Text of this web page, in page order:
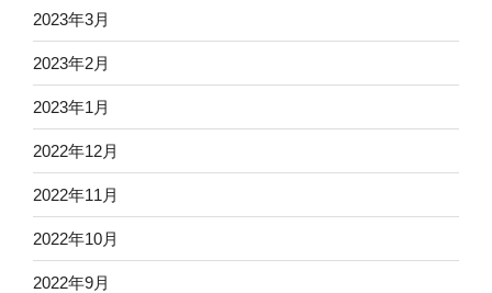
2023年3月
2023年2月
2023年1月
2022年12月
2022年11月
2022年10月
2022年9月